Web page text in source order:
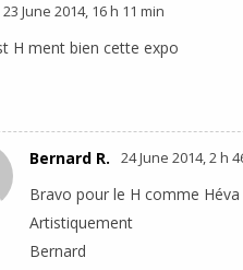
23 June 2014, 16 h 11 min
H ment bien cette expo
Bernard R. 24 June 2014, 2 h
Bravo pour le H comme Héva
Artistiquement
Bernard